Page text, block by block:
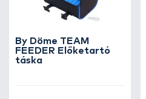
By Döme TEAM
FEEDER Előketartó
táska